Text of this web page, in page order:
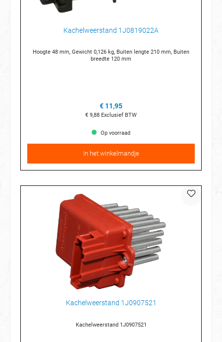
Kachelweerstand 1J0819022A
Hoogte 48 mm, Gewicht 0,126 kg, Buiten lengte 210 mm, Buiten
breedte 120 mm
€ 11,95
€ 9,88 Exclusief BTW
Op voorraad
In het winkelmandje
Kachelweerstand 1J0907521
Kachelweerstand 1J0907521